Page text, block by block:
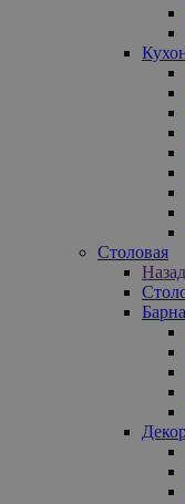
Столовая
Назад